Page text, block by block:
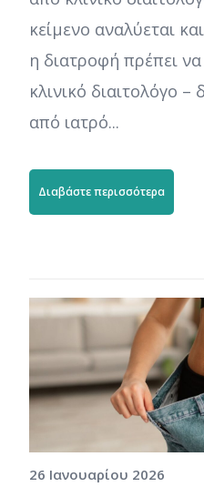
κείμενο αναλύεται
η διατροφή πρέπει
κλινικό διαιτολόγο
από ιατρό...
Διαβάστε περισσότερα
26 Ιανουαρίου 2026